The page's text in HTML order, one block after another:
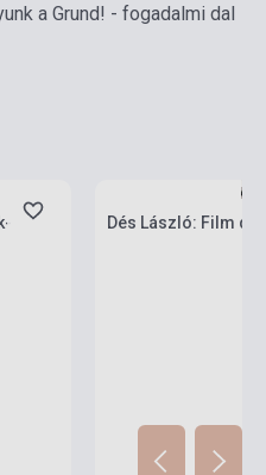
a Grund! - fogadalmi dal
Dés László: Film